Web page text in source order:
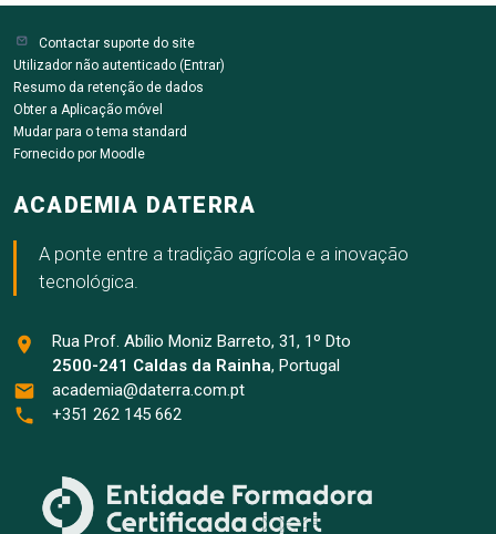
decisões baseadas em dados georeferenciados e
ferramentas digitais.
Contactar suporte do site
Utilizador não autenticado (Entrar)
Resumo da retenção de dados
Obter a Aplicação móvel
Mudar para o tema standard
Fornecido por Moodle
ACADEMIA DATERRA
A ponte entre a tradição agrícola e a inovação
tecnológica.
Rua Prof. Abílio Moniz Barreto, 31, 1º Dto
2500-241 Caldas da Rainha, Portugal
academia@daterra.com.pt
+351 262 145 662